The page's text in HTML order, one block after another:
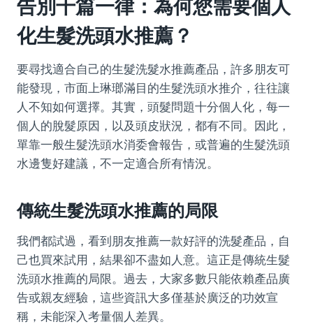
告別千篇一律：為何您需要個人
化生髮洗頭水推薦？
要尋找適合自己的生髮洗髮水推薦產品，許多朋友可
能發現，市面上琳瑯滿目的生髮洗頭水推介，往往讓
人不知如何選擇。其實，頭髮問題十分個人化，每一
個人的脫髮原因，以及頭皮狀況，都有不同。因此，
單靠一般生髮洗頭水消委會報告，或普遍的生髮洗頭
水邊隻好建議，不一定適合所有情況。
傳統生髮洗頭水推薦的局限
我們都試過，看到朋友推薦一款好評的洗髮產品，自
己也買來試用，結果卻不盡如人意。這正是傳統生髮
洗頭水推薦的局限。過去，大家多數只能依賴產品廣
告或親友經驗，這些資訊大多僅基於廣泛的功效宣
稱，未能深入考量個人差異。